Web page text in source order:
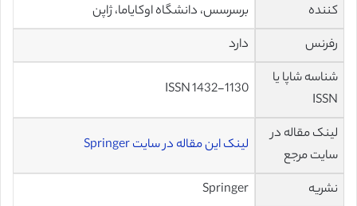
کننده
برسرسس، دانشگاه اوکایاما، ژاپن
رفرنس
دارد
شناسه شاپا یا
ISSN
ISSN 1432-1130
لینک مقاله در
سایت مرجع
لینک این مقاله در سایت Springer
نشریه Springer